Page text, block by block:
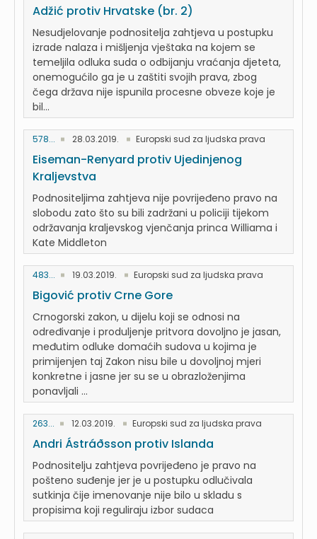
Adžić protiv Hrvatske (br. 2)
Nesudjelovanje podnositelja zahtjeva u postupku
izrade nalaza i mišljenja vještaka na kojem se
temeljila odluka suda o odbijanju vraćanja djeteta,
onemogućilo ga je u zaštiti svojih prava, zbog
čega država nije ispunila procesne obveze koje je
bil...
578... 28.03.2019. Europski sud za ljudska prava
Eiseman-Renyard protiv Ujedinjenog
Kraljevstva
Podnositeljima zahtjeva nije povrijeđeno pravo na
slobodu zato što su bili zadržani u policiji tijekom
održavanja kraljevskog vjenčanja princa Williama i
Kate Middleton
483... 19.03.2019. Europski sud za ljudska prava
Bigović protiv Crne Gore
Crnogorski zakon, u dijelu koji se odnosi na
određivanje i produljenje pritvora dovoljno je jasan,
međutim odluke domaćih sudova u kojima je
primijenjen taj Zakon nisu bile u dovoljnoj mjeri
konkretne i jasne jer su se u obrazloženjima
ponavljali ...
263... 12.03.2019. Europski sud za ljudska prava
Andri Ástráðsson protiv Islanda
Podnositelju zahtjeva povrijeđeno je pravo na
pošteno suđenje jer je u postupku odlučivala
sutkinja čije imenovanje nije bilo u skladu s
propisima koji reguliraju izbor sudaca